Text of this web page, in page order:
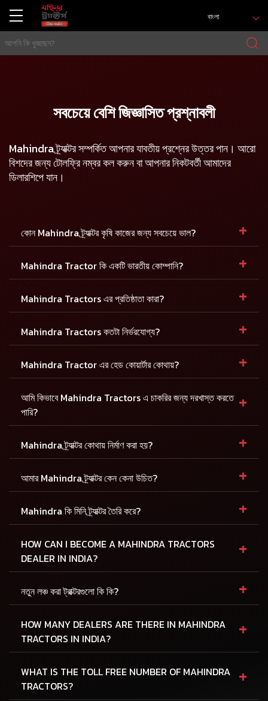
বাংলা
সবচেয়ে বেশি জিজ্ঞাসিত প্রশ্নাবলী
Mahindra ট্র্যাক্টর সম্পর্কিত আপনার যাবতীয় প্রশ্নের উত্তর পান। আরো
বিশদের জন্যটোলফ্রিনম্বর কল করুন বা আপনার নিকটবর্তী আমাদের
ডিলারশিপে যান।
কোন Mahindra ট্র্যাক্টর কৃষি কাজের জন্য সবচেয়ে ভাল? +
Mahindra Tractor কি একটি ভারতীয় কোম্পানি? +
Mahindra Tractors এর প্রতিষ্ঠাতা কারা? +
Mahindra Tractors কতটা নির্ভরযোগ্য? +
Mahindra Tractor এর হেড কোয়ার্টার কোথায়? +
আমি কিভাবে Mahindra Tractors এ চাকরির জন্য দরখাস্ত করতে
পারি?
+
Mahindra ট্র্যাক্টর কোথায় নির্মাণ করা হয়? +
আমার Mahindra ট্র্যাক্টর কেন কেনা উচিত? +
Mahindra কি মিনি ট্র্যাক্টর তৈরি করে? +
HOW CAN I BECOME A MAHINDRA TRACTORS
DEALER IN INDIA?
+
নতুন লঞ্চ করা ট্রাক্টরগুলো কি কি? +
HOW MANY DEALERS ARE THERE IN MAHINDRA
TRACTORS IN INDIA?
+
WHAT IS THE TOLL FREE NUMBER OF MAHINDRA
TRACTORS?
+